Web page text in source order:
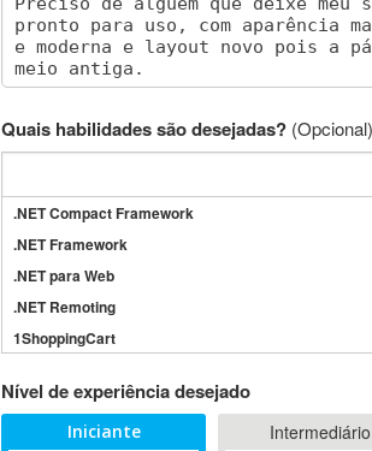
Quais habilidades são desejadas? (Opcional)
.NET Compact Framework
.NET Framework
.NET para Web
.NET Remoting
1ShoppingCart
3GSM
4D Dimension
Nível de experiência desejado
Iniciante
Intermediário